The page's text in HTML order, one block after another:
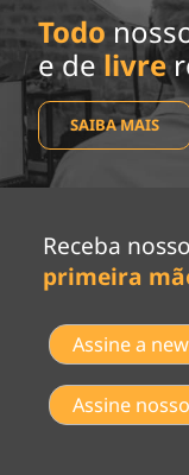
Todo
e de livre
SAIBA MAIS
Receba
primeira
Assine a
Assine